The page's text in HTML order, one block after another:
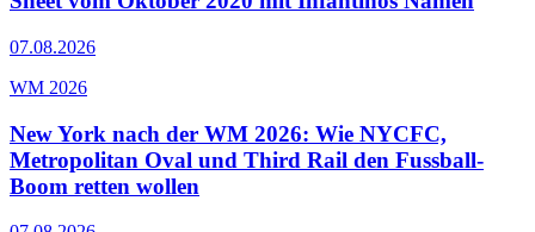
07.08.2026
WM 2026
New York nach der WM 2026: Wie NYCFC,
Metropolitan Oval und Third Rail den Fussball-
Boom retten wollen